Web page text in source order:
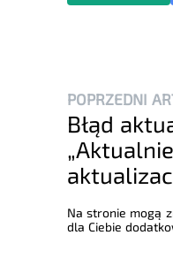
POPRZEDNI
Błąd
Na stronie mogą
dla Ciebie